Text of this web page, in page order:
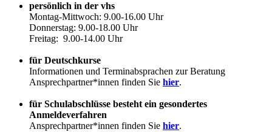
persönlich in der vhs
Montag-Mittwoch: 9.00-16.00 Uhr
Donnerstag: 9.00-18.00 Uhr
Freitag: 9.00-14.00 Uhr
für Deutschkurse
Informationen und Terminabsprachen zur Beratung
Ansprechpartner*innen finden Sie hier.
für Schulabschlüsse besteht ein gesondertes
Anmeldeverfahren
Ansprechpartner*innen finden Sie hier.